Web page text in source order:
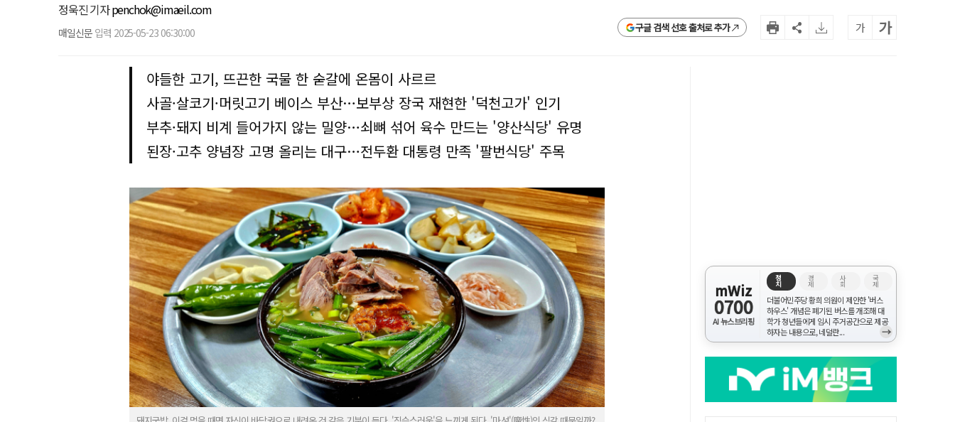
정욱진 기자penchok@imaeil.com
매일신문 입력 2025-05-23 06:30:00 구글 검색 선호 출처로 추가 가 가
야들한 고기, 뜨끈한 국물 한 숟갈에 온몸이 사르르
사골·살코기·머릿고기 베이스 부산…보부상 장국 재현한 '덕천고가' 인기
부추·돼지 비계 들어가지 않는 밀양…쇠뼈 섞어 육수 만드는 '양산식당' 유명
된장·고추 양념장 고명 올리는 대구…전두환 대통령 만족 '팔번식당' 주목
mWiz
0700
AI 뉴스브리핑
정
치
경
제
사
회
국
제
더불어민주당 황희 의원이 제안한 '버스
하우스' 개념은 폐기된 버스를 개조해 대
학가 청년들에게 임시 주거공간으로 제공
하자는 내용으로, 네덜란...
→